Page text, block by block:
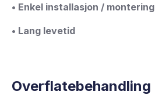
• Enkel installasjon / montering
• Lang levetid
Overflatebehandling